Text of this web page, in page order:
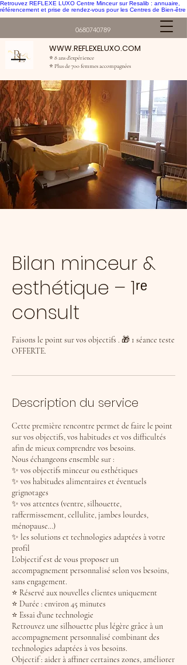
Retrouvez REFLEXE LUXO Centre Minceur sur Resalib : annuaire,
référencement et prise de rendez-vous pour les Centres de Bien-être
0680740789
WWW.REFLEXELUXO.COM
⭐ 8 ans d'expérience
⭐ Plus de 700 femmes accompagnées
Bilan minceur &
esthétique – 1ʳᵉ
consult
Faisons le point sur vos objectifs . 🎁 1 séance teste
OFFERTE.
Description du service
Cette première rencontre permet de faire le point
sur vos objectifs, vos habitudes et vos difficultés
afin de mieux comprendre vos besoins.
Nous échangeons ensemble sur :
✨ vos objectifs minceur ou esthétiques
✨ vos habitudes alimentaires et éventuels
grignotages
✨ vos attentes (ventre, silhouette,
raffermissement, cellulite, jambes lourdes,
ménopause…)
✨ les solutions et technologies adaptées à votre
profil
L'objectif est de vous proposer un
accompagnement personnalisé selon vos besoins,
sans engagement.
⭐ Réservé aux nouvelles clientes uniquement
⭐ Durée : environ 45 minutes
⭐ Essai d'une technologie
Retrouvez une silhouette plus légère grâce à un
accompagnement personnalisé combinant des
technologies adaptées à vos besoins.
Objectif : aider à affiner certaines zones, améliorer